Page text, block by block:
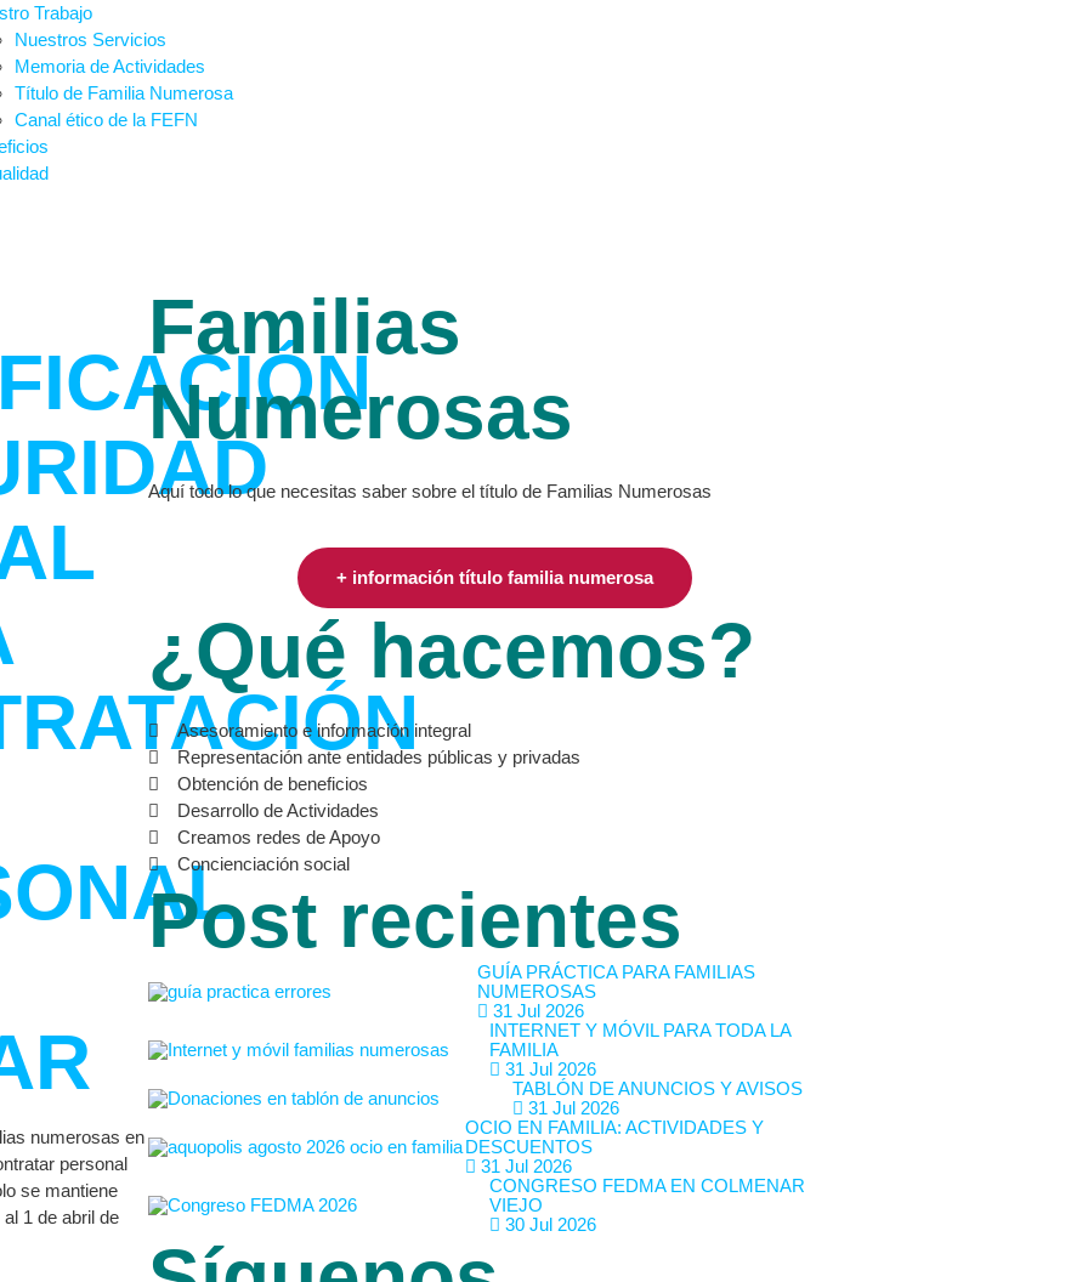
Trabajo
Nuestros Servicios
Memoria de Actividades
Título de Familia Numerosa
Canal ético de la FEFN
numerosas en
personal
se mantiene
1 de abril de
Familias
Numerosas
Aquí todo lo que necesitas saber sobre el título de Familias Numerosas
+ información título familia numerosa
¿Qué hacemos?
Asesoramiento e información integral
Representación ante entidades públicas y privadas
Obtención de beneficios
Desarrollo de Actividades
Creamos redes de Apoyo
Concienciación social
Post recientes
GUÍA PRÁCTICA PARA FAMILIAS
NUMEROSAS
31 Jul 2026
INTERNET Y MÓVIL PARA TODA LA
FAMILIA
31 Jul 2026
TABLÓN DE ANUNCIOS Y AVISOS
31 Jul 2026
OCIO EN FAMILIA: ACTIVIDADES Y
DESCUENTOS
31 Jul 2026
CONGRESO FEDMA EN COLMENAR
VIEJO
30 Jul 2026